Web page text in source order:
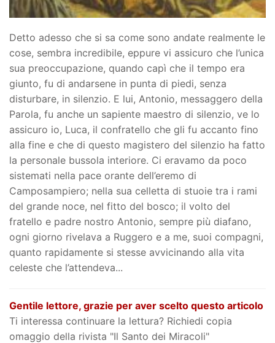
Detto adesso che si sa come sono andate realmente le
cose, sembra incredibile, eppure vi assicuro che l’unica
sua preoccupazione, quando capì che il tempo era
giunto, fu di andarsene in punta di piedi, senza
disturbare, in silenzio. E lui, Antonio, messaggero della
Parola, fu anche un sapiente maestro di silenzio, ve lo
assicuro io, Luca, il confratello che gli fu accanto fino
alla fine e che di questo magistero del silenzio ha fatto
la personale bussola interiore. Ci eravamo da poco
sistemati nella pace orante dell’eremo di
Camposampiero; nella sua celletta di stuoie tra i rami
del grande noce, nel fitto del bosco; il volto del
fratello e padre nostro Antonio, sempre più diafano,
ogni giorno rivelava a Ruggero e a me, suoi compagni,
quanto rapidamente si stesse avvicinando alla vita
celeste che l’attendeva...
Gentile lettore, grazie per aver scelto questo articolo
Ti interessa continuare la lettura? Richiedi copia
omaggio della rivista "Il Santo dei Miracoli"